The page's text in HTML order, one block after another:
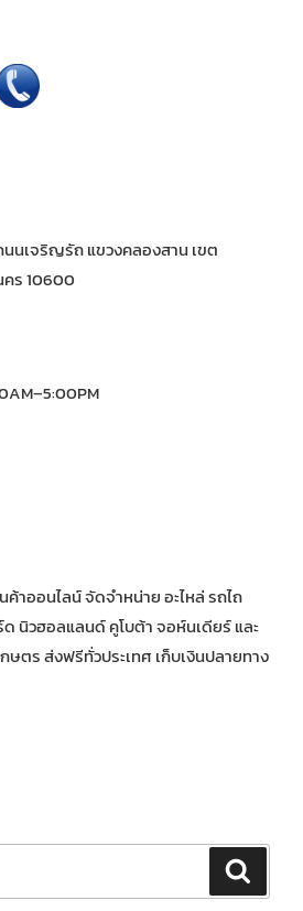
นเจริญรัถ แขวงคลองสาน เขต
ร 10600
าออนไลน์ จัดจำหน่าย อะไหล่ รถไถ
นิวฮอลแลนด์ คูโบต้า จอห์นเดียร์ และ
ษตร ส่งฟรีทั่วประเทศ เก็บเงินปลายทาง